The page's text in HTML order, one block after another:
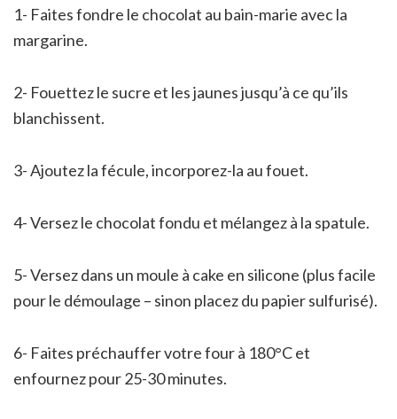
1- Faites fondre le chocolat au bain-marie avec la
margarine.
2- Fouettez le sucre et les jaunes jusqu’à ce qu’ils
blanchissent.
3- Ajoutez la fécule, incorporez-la au fouet.
4- Versez le chocolat fondu et mélangez à la spatule.
5- Versez dans un moule à cake en silicone (plus facile
pour le démoulage – sinon placez du papier sulfurisé).
6- Faites préchauffer votre four à 180°C et
enfournez pour 25-30 minutes.